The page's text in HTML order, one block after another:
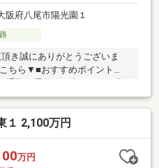
阪府八尾市陽光園１
き誠にありがとうございま
ちら▼■おすすめポイント①
やコンビニ、郵便局が徒歩圏
すすめポイント②＜ゆとりの
敷地を誇ります。■おすすめ
お好きなハウスメーカーや工
のこだわりを詰め込んだオン
す。
１ 2,100万円
万円